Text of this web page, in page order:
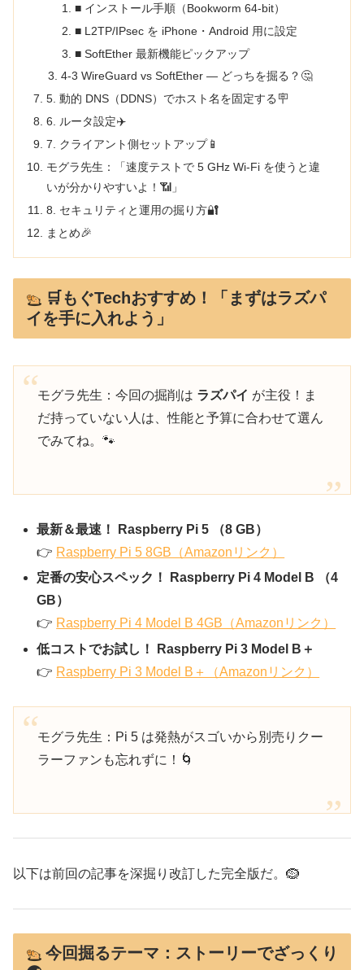
■ インストール手順（Bookworm 64-bit）
■ L2TP/IPsec を iPhone・Android 用に設定
■ SoftEther 最新機能ピックアップ
4-3 WireGuard vs SoftEther ― どっちを掘る？🤔
5. 動的 DNS（DDNS）でホスト名を固定する🪧
6. ルータ設定✈️
7. クライアント側セットアップ📱
モグラ先生：「速度テストで 5 GHz Wi-Fi を使うと違
いが分かりやすいよ！📶」
8. セキュリティと運用の掘り方🔐
まとめ🎉
🛒もぐTechおすすめ！「まずはラズパ
イを手に入れよう」
モグラ先生：今回の掘削は ラズパイ が主役！ま
だ持っていない人は、性能と予算に合わせて選ん
でみてね。🐾
最新＆最速！ Raspberry Pi 5 （8 GB）
👉 Raspberry Pi 5 8GB（Amazonリンク）
定番の安心スペック！ Raspberry Pi 4 Model B （4
GB）
👉 Raspberry Pi 4 Model B 4GB（Amazonリンク）
低コストでお試し！ Raspberry Pi 3 Model B＋
👉 Raspberry Pi 3 Model B＋（Amazonリンク）
モグラ先生：Pi 5 は発熱がスゴいから別売りクー
ラーファンも忘れずに！🌀
以下は前回の記事を深掘り改訂した完全版だ。🪹
今回掘るテーマ：ストーリーでざっくり